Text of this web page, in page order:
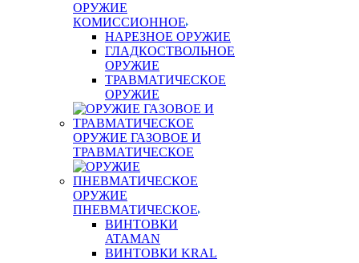
ОРУЖИЕ
КОМИССИОННОЕ
НАРЕЗНОЕ ОРУЖИЕ
ГЛАДКОСТВОЛЬНОЕ
ОРУЖИЕ
ТРАВМАТИЧЕСКОЕ
ОРУЖИЕ
ОРУЖИЕ ГАЗОВОЕ И
ТРАВМАТИЧЕСКОЕ
ОРУЖИЕ
ПНЕВМАТИЧЕСКОЕ
ВИНТОВКИ
ATAMAN
ВИНТОВКИ KRAL